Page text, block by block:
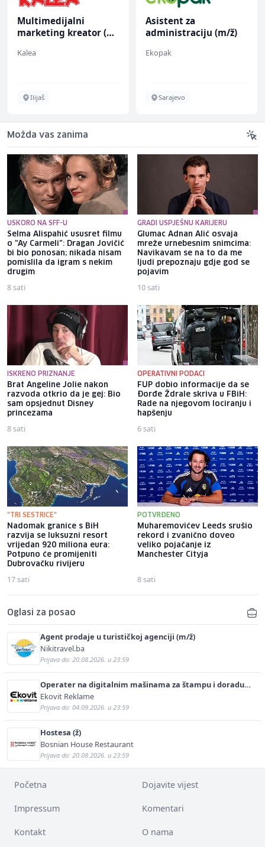
Multimedijalni
marketing kreator (m/
Kalea
Ilijaš
Asistent za
administraciju (m/ž)
Ekopak
Sarajevo
Možda vas zanima
USKORO NA SFF-U
Selma Alispahić ususret filmu
o "Ay Carmeli": Dragan Jovičić
bi bio ponosan; nikada nisam
pomislila da igram s nekim
drugim
8 sati
GRADI USPJEŠNU KARIJERU
Glumac Adnan Alić osvaja
mreže urnebesnim snimcima:
Navikavam se na to da me
ljudi prepoznaju gdje god se
pojavim
10 sati
ISKRENO PRIZNANJE
Brat Angeline Jolie nakon
razvoda otkrio da je gej: Bio
sam opsjednut Disney
princezama
8 sati
OPERATIVNI PODACI
FUP dobio informacije da se
Đorđe Ždrale skriva u FBiH:
Rade na njegovom lociranju i
hapšenju
6 sati
"TRI SESTRICE"
Nadomak granice s BiH
razvija se luksuzni resort
vrijedan 920 miliona eura:
Potpuno će promijeniti
Dubrovačku rivijeru
17 sati
POTVRĐENO
Muharemovićev Leeds srušio
rekord i zvanično doveo
veliko pojačanje iz
Manchester Cityja
8 sati
Oglasi za posao
Agent prodaje u turističkoj agenciji (m/ž)
Nikitravel.ba
Prijava do: 20.08.2026. u 23:59
Operater na digitalnim mašinama za štampu i doradu
(m/ž)
Ekovit Reklame
Prijava do: 04.09.2026. u 23:59
Hostesa (ž)
Bosnian House Restaurant
Prijava do: 20.08.2026. u 23:59
Početna Dojavite vijest
Impressum Komentari
Kontakt O nama